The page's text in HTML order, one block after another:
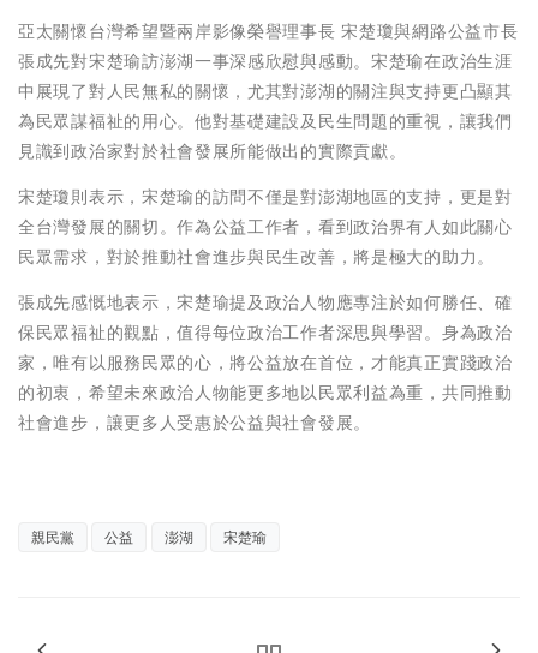
亞太關懷台灣希望暨兩岸影像榮譽理事長 宋楚瓊與網路公益市長
張成先對宋楚瑜訪澎湖一事深感欣慰與感動。宋楚瑜在政治生涯
中展現了對人民無私的關懷，尤其對澎湖的關注與支持更凸顯其
為民眾謀福祉的用心。他對基礎建設及民生問題的重視，讓我們
見識到政治家對於社會發展所能做出的實際貢獻。
宋楚瓊則表示，宋楚瑜的訪問不僅是對澎湖地區的支持，更是對
全台灣發展的關切。作為公益工作者，看到政治界有人如此關心
民眾需求，對於推動社會進步與民生改善，將是極大的助力。
張成先感慨地表示，宋楚瑜提及政治人物應專注於如何勝任、確
保民眾福祉的觀點，值得每位政治工作者深思與學習。身為政治
家，唯有以服務民眾的心，將公益放在首位，才能真正實踐政治
的初衷，希望未來政治人物能更多地以民眾利益為重，共同推動
社會進步，讓更多人受惠於公益與社會發展。
親民黨 公益 澎湖 宋楚瑜